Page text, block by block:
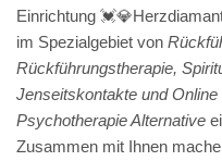
Einrichtung
im Spezialgebiet von
Rückführungstherapie,
Jenseitskontakte und
Psychotherapie Alternative
Zusammen mit Ihnen